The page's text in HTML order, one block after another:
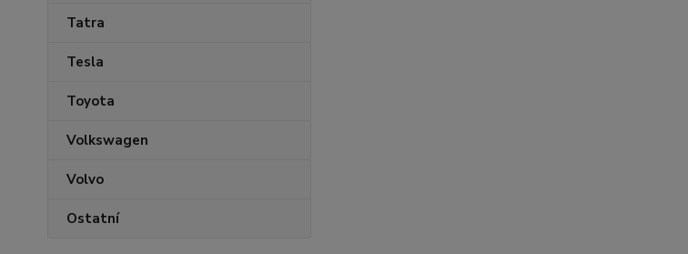
Tatra
Tesla
Toyota
Volkswagen
Volvo
Ostatní